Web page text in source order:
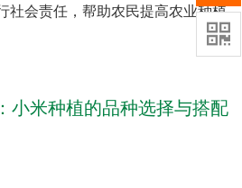
社会责任，帮助农民提高农业种植
小米种植的品种选择与搭配
